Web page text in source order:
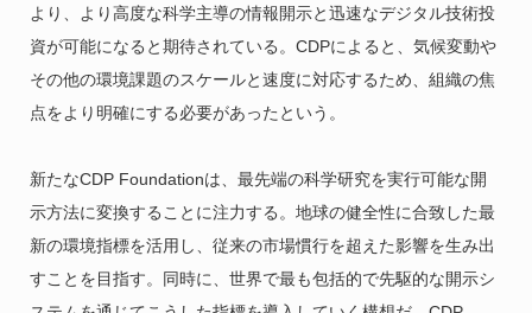
より、より高度な科学主導の情報開示と迅速なデジタル技術投
資が可能になると期待されている。CDPによると、気候変動や
その他の環境課題のスケールと速度に対応するため、組織の焦
点をより明確にする必要があったという。
新たなCDP Foundationは、最先端の科学研究を実行可能な開
示方法に変換することに注力する。地球の健全性に合致した最
新の環境指標を活用し、従来の市場慣行を超えた影響を生み出
すことを目指す。同時に、世界で最も包括的で先駆的な開示シ